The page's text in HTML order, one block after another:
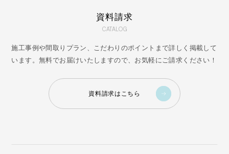
資料請求
CATALOG
施工事例や間取りプラン、こだわりのポイントまで詳しく掲載して
います。無料でお届けいたしますので、お気軽にご請求ください！
資料請求はこちら